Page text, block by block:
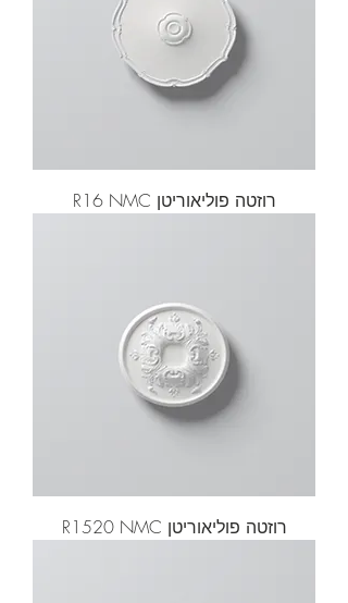
רוזטה פוליאוריטן R16 NMC
רוזטה פוליאוריטן R1520 NMC